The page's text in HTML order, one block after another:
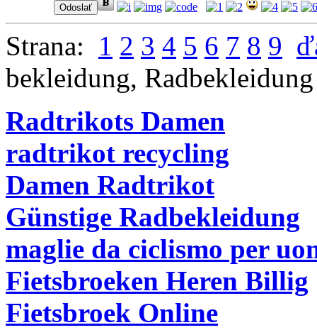
Strana: 1 2 3 4 5 6 7 8 9
bekleidung, Radbekleidung
Radtrikots Damen
radtrikot recycling
Damen Radtrikot
Günstige Radbekleidung
maglie da ciclismo per
Fietsbroeken Heren Billig
Fietsbroek Online